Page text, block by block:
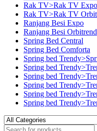
Rak TV>Rak TV Expo
Rak TV>Rak TV
Ranjang Besi Expo
Ranjang Besi Orbitrend
Spring Bed Central
Spring Bed Comforta
Spring bed
Spring bed
Spring bed
Spring bed
Spring bed
Spring bed